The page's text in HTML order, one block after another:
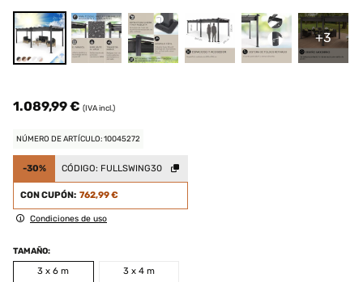
+3
1.089,99 € (IVA incl.)
NÚMERO DE ARTÍCULO: 10045272
-30% CÓDIGO: FULLSWING30
CON CUPÓN: 762,99 €
Condiciones de uso
TAMAÑO:
3 x 6 m
3 x 4 m